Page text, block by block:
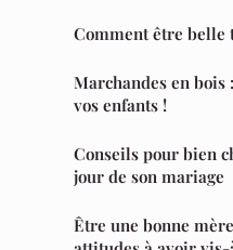
Comment être belle
Marchandes en
vos enfants !
Conseils pour bien
jour de son mariage
Être une bonne